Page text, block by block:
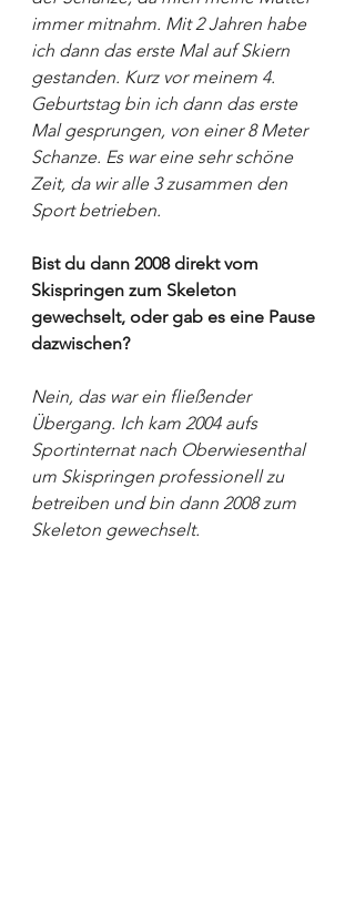
immer mitnahm. Mit 2 Jahren habe
ich dann das erste Mal auf Skiern
gestanden. Kurz vor meinem 4.
Geburtstag bin ich dann das erste
Mal gesprungen, von einer 8 Meter
Schanze. Es war eine sehr schöne
Zeit, da wir alle 3 zusammen den
Sport betrieben.
Bist du dann 2008 direkt vom
Skispringen zum Skeleton
gewechselt, oder gab es eine Pause
dazwischen?
Nein, das war ein fließender
Übergang. Ich kam 2004 aufs
Sportinternat nach Oberwiesenthal
um Skispringen professionell zu
betreiben und bin dann 2008 zum
Skeleton gewechselt.